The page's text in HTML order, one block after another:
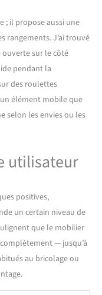
les téléphones
les friteuses à
sur le
Ce design
haute
procédures de
de
large : cet
autoportant
de
d'un tiroir de
ustensiles de
pouvez
des
poêles et des
les
étagère
côté permet
aux pots à
; il propose aussi une
rangements. J’ai trouvé
ouverte sur le côté
pendant la
des roulettes
élément mobile que
selon les envies ou les
utilisateur
positives,
un certain niveau de
que le mobilier
— jusqu’à
au bricolage ou